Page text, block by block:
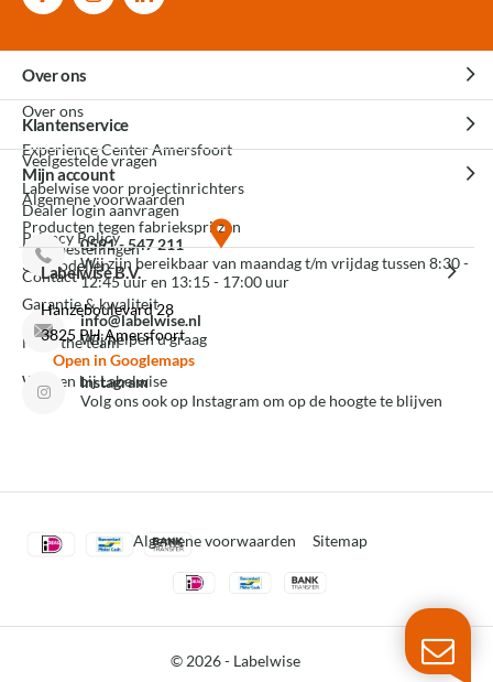
Over ons
Over ons
Experience Center Amersfoort
Labelwise voor projectinrichters
Producten tegen fabrieksprijzen
3D modellen
Garantie & kwaliteit
Meet the team
Werken bij Labelwise
Klantenservice
Veelgestelde vragen
Algemene voorwaarden
Privacy Policy
Contact
Mijn account
Dealer login aanvragen
Mijn bestellingen
0591 - 547 211
Wij zijn bereikbaar van maandag t/m vrijdag tussen 8:30 -
12:45 uur en 13:15 - 17:00 uur
info@labelwise.nl
Wij helpen u graag
Instagram
Volg ons ook op Instagram om op de hoogte te blijven
Labelwise B.V.
Hanzeboulevard 28
3825 PH Amersfoort
Open in Googlemaps
© 2026 - Labelwise
Algemene voorwaarden Sitemap